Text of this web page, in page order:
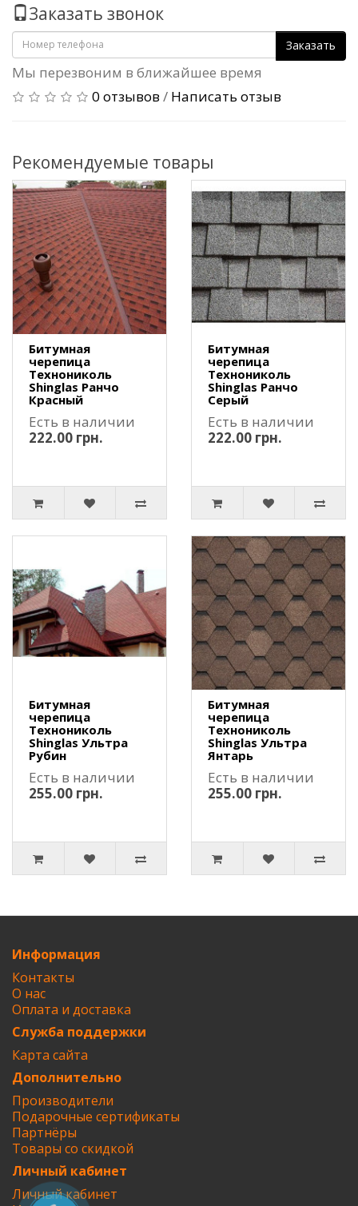
Заказать звонок
Заказать
Мы перезвоним в ближайшее время
0 отзывов / Написать отзыв
Рекомендуемые товары
Битумная
черепица
Технониколь
Shinglas Ранчо
Красный
Есть в наличии
222.00 грн.
Битумная
черепица
Технониколь
Shinglas Ранчо
Серый
Есть в наличии
222.00 грн.
Битумная
черепица
Технониколь
Shinglas Ультра
Рубин
Есть в наличии
255.00 грн.
Битумная
черепица
Технониколь
Shinglas Ультра
Янтарь
Есть в наличии
255.00 грн.
Информация
Контакты
О нас
Оплата и доставка
Служба поддержки
Карта сайта
Дополнительно
Производители
Подарочные сертификаты
Партнёры
Товары со скидкой
Личный кабинет
Личный кабинет